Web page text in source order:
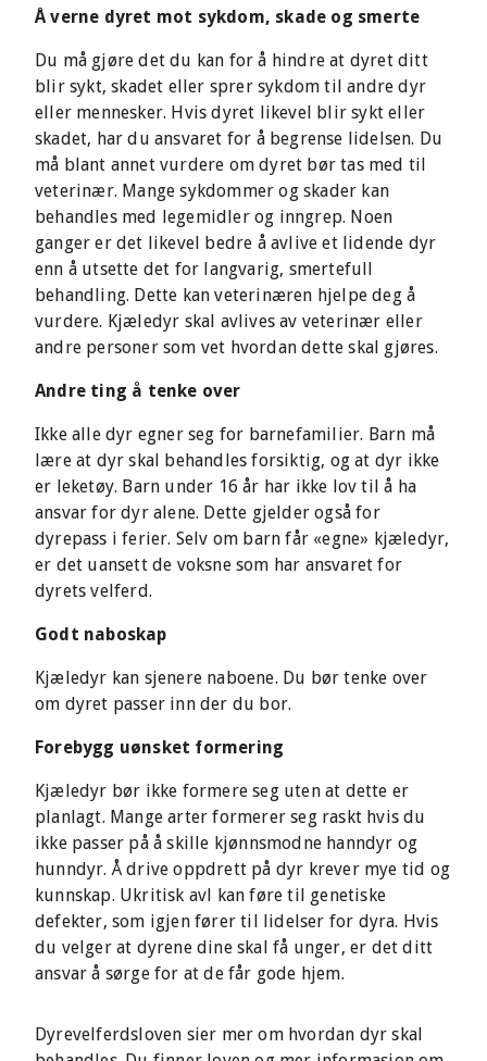
Å verne dyret mot sykdom, skade og smerte
Du må gjøre det du kan for å hindre at dyret ditt
blir sykt, skadet eller sprer sykdom til andre dyr
eller mennesker. Hvis dyret likevel blir sykt eller
skadet, har du ansvaret for å begrense lidelsen. Du
må blant annet vurdere om dyret bør tas med til
veterinær. Mange sykdommer og skader kan
behandles med legemidler og inngrep. Noen
ganger er det likevel bedre å avlive et lidende dyr
enn å utsette det for langvarig, smertefull
behandling. Dette kan veterinæren hjelpe deg å
vurdere. Kjæledyr skal avlives av veterinær eller
andre personer som vet hvordan dette skal gjøres.
Andre ting å tenke over
Ikke alle dyr egner seg for barnefamilier. Barn må
lære at dyr skal behandles forsiktig, og at dyr ikke
er leketøy. Barn under 16 år har ikke lov til å ha
ansvar for dyr alene. Dette gjelder også for
dyrepass i ferier. Selv om barn får «egne» kjæledyr,
er det uansett de voksne som har ansvaret for
dyrets velferd.
Godt naboskap
Kjæledyr kan sjenere naboene. Du bør tenke over
om dyret passer inn der du bor.
Forebygg uønsket formering
Kjæledyr bør ikke formere seg uten at dette er
planlagt. Mange arter formerer seg raskt hvis du
ikke passer på å skille kjønnsmodne hanndyr og
hunndyr. Å drive oppdrett på dyr krever mye tid og
kunnskap. Ukritisk avl kan føre til genetiske
defekter, som igjen fører til lidelser for dyra. Hvis
du velger at dyrene dine skal få unger, er det ditt
ansvar å sørge for at de får gode hjem.
Dyrevelferdsloven sier mer om hvordan dyr skal